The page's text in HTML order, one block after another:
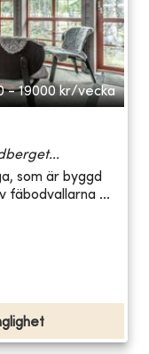
- 19000 kr/vecka
som är byggd
fäbodvallarna ...